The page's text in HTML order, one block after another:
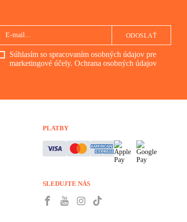
Súhlasím so spracovaním osobných údajov pre
marketingové účely. Ochrana osobných údajov
ODOSLAŤ
PLATBY
SLEDUJTE NÁS